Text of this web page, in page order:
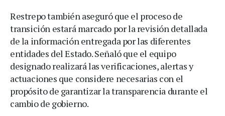
Restrepo también aseguró que el proceso de
transición estará marcado por la revisión detallada
de la información entregada por las diferentes
entidades del Estado. Señaló que el equipo
designado realizará las verificaciones, alertas y
actuaciones que considere necesarias con el
propósito de garantizar la transparencia durante el
cambio de gobierno.